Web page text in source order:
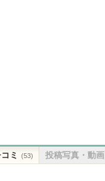
ミ (53) 投稿写真・動画